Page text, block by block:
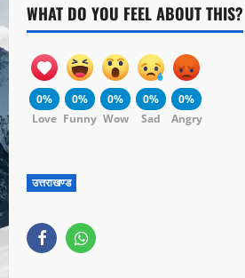
WHAT DO YOU FEEL ABOUT THIS?
0%
Love
0%
Funny
0%
Wow
0%
Sad
0%
Angry
उत्तराखण्ड